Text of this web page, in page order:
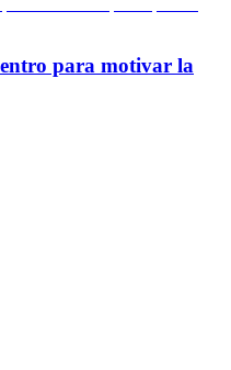
para motivar la